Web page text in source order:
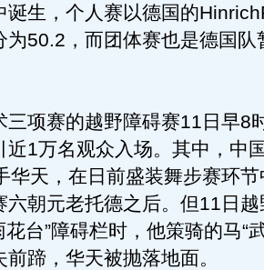
诞生，个人赛以德国的
为50.2，而团体赛也是德国队
项赛的越野障碍赛11日早8
近1万名观众入场。其中，中
华天，在日前盛装舞步赛环
六朝元老托德之后。但11日
花台”障碍栏时，他策骑的马“
蹄，华天被抛落地面。